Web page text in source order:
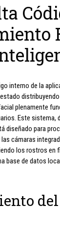
interno de la
plenamente
Este sistema,
diseñado para
cámaras
los rostros en
base de datos
del